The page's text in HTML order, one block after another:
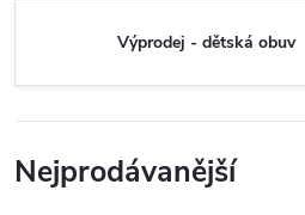
Výprodej - dětská obuv
Nejprodávanější